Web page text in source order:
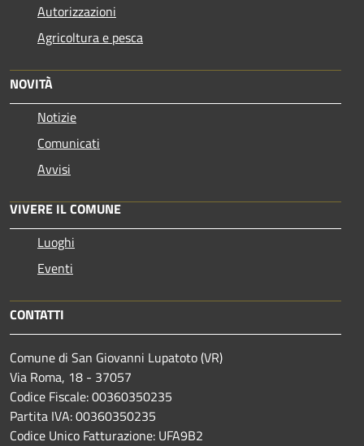
Autorizzazioni
Agricoltura e pesca
NOVITÀ
Notizie
Comunicati
Avvisi
VIVERE IL COMUNE
Luoghi
Eventi
CONTATTI
Comune di San Giovanni Lupatoto (VR)
Via Roma, 18 - 37057
Codice Fiscale: 00360350235
Partita IVA: 00360350235
Codice Unico Fatturazione: UFA9B2